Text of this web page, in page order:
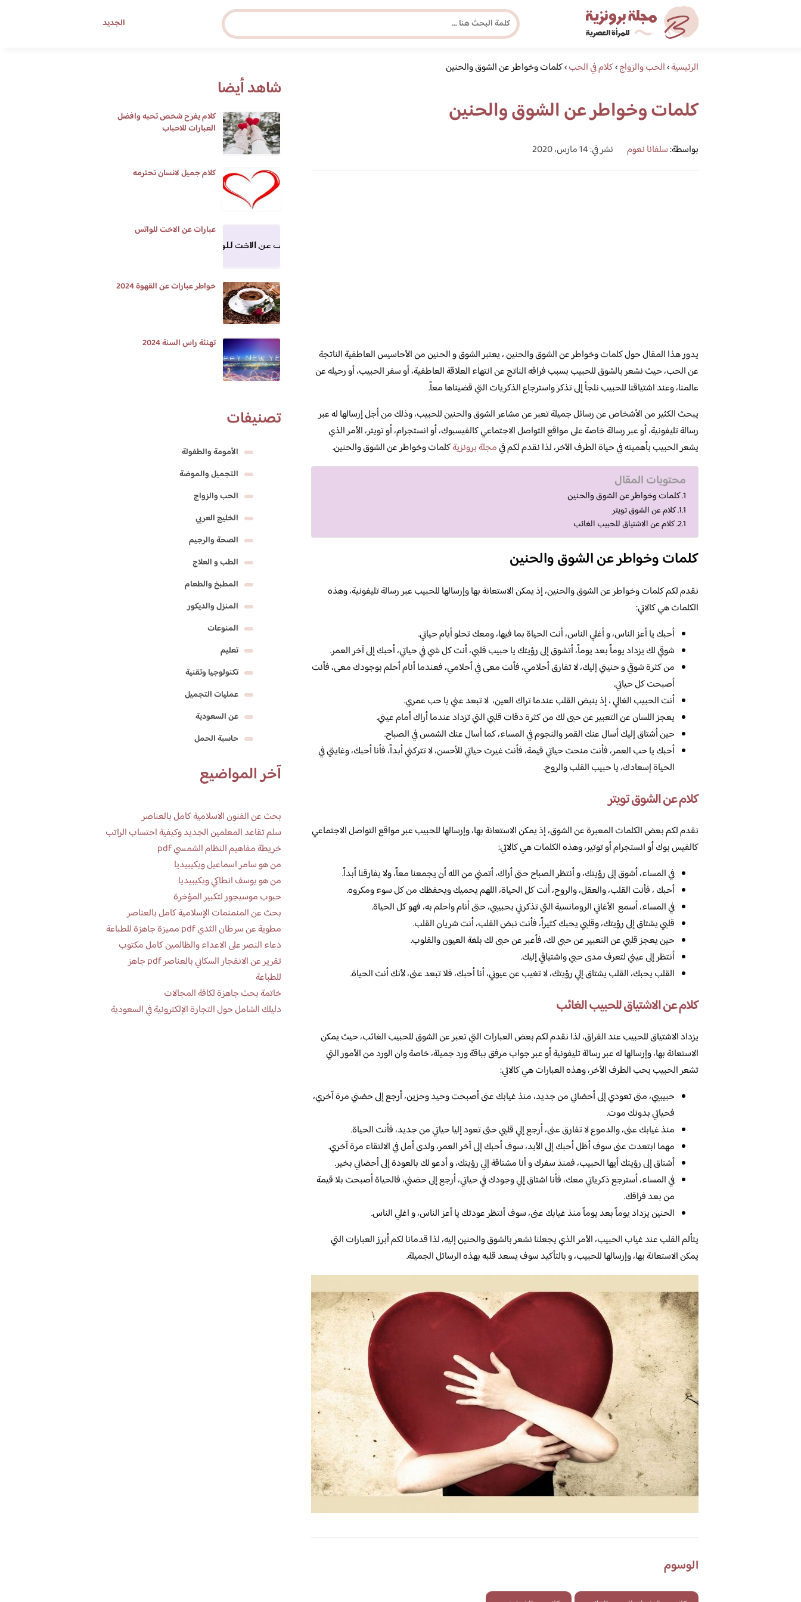
الجديد
مجلة برونزية للفتاة العصرية
ابحث عن أي موضوع يهمك
الرئيسية›الحب والزواج›كلام في الحب›كلمات وخواطر عن الشوق والحنين
كلمات وخواطر عن الشوق والحنين
بواسطة:سلفانا نعوم نشر في: 14 مارس، 2020
يدور هذا المقال حول كلمات وخواطر عن الشوق والحنين ، يعتبر الشوق و الحنين من الأحاسيس العاطفية الناتجة
عن الحب، حيث نشعر بالشوق للحبيب بسبب فراقه الناتج عن انتهاء العلاقة العاطفية، أو سفر الحبيب، أو رحيله عن
عالمنا، وعند اشتياقنا للحبيب نلجأ إلى تذكر واسترجاع الذكريات التي قضيناها معاً.
يبحث الكثير من الأشخاص عن رسائل جميلة تعبر عن مشاعر الشوق والحنين للحبيب، وذلك من أجل إرسالها له عبر
رسالة تليفونية، أو عبر رسالة خاصة على مواقع التواصل الاجتماعي كالفيسبوك، أو انستجرام، أو تويتر، الأمر الذي
يشعر الحبيب بأهميته في حياة الطرف الآخر، لذا نقدم لكم فيمجلة برونزيةكلمات وخواطر عن الشوق والحنين.
محتويات المقال
كلمات وخواطر عن الشوق والحنين
كلام عن الشوق تويتر
كلام عن الاشتياق للحبيب الغائب
كلمات وخواطر عن الشوق والحنين
نقدم لكم كلمات وخواطر عن الشوق والحنين، إذ يمكن الاستعانة بها وإرسالها للحبيب عبر رسالة تليفونية، وهذه
الكلمات هي كالاتي:
أحبك يا أعز الناس، و أغلي الناس، أنت الحياة بما فيها، ومعك تحلو أيام حياتي.
شوقي لك يزداد يوماً بعد يوماً، أتشوق إلى رؤيتك يا حبيب قلبي، أنت كل شي في حياتي، أحبك إلى آخر العمر.
من كثرة شوقي و حنيني إليك، لا تفارق أحلامي، فأنت معى في أحلامي، فعندما أنام أحلم بوجودك معى، فأنت
أصبحت كل حياتي.
أنت الحبيب الغالي ، إذ ينبض القلب عندما تراك العين، لا تبعد عني يا حب عمري.
يعجز اللسان عن التعبير عن حبى لك من كثرة دقات قلبي التي تزداد عندما أراك أمام عيني.
حين أشتاق إليك أسال عنك القمر والنجوم في المساء، كما أسال عنك الشمس في الصباح.
أحبك يا حب العمر، فأنت منحت حياتي قيمة، فأنت غيرت حياتي للأحسن، لا تتركني أبداً، فأنا أحبك، وغايتي في
الحياة إسعادك، يا حبيب القلب والروح.
كلام عن الشوق تويتر
نقدم لكم بعض الكلمات المعبرة عن الشوق، إذ يمكن الاستعانة بها، وإرسالها للحبيب عبر مواقع التواصل الاجتماعي
كالفيس بوك أو انستجرام أو توتير، وهذه الكلمات هي كالاتي:
في المساء، أشوق إلى رؤيتك، و أنتظر الصباح حتى أراك، أتمني من الله أن يجمعنا معاً، ولا يفارقنا أبداً.
أحبك ، فأنت القلب، والعقل، والروح، أنت كل الحياة، اللهم يحميك ويحفظك من كل سوء ومكروه.
في المساء، أسمع الأغاني الرومانسية التي تذكرني بحبيبي، حتى أنام واحلم به، فهو كل الحياة.
قلبي يشتاق إلى رؤيتك، وقلبي يحبك كثيراً، فأنت نبض القلب، أنت شريان القلب.
حين يعجز قلبي عن التعبير عن حبي لك، فأعبر عن حبى لك بلغة العيون والقلوب.
أنتظر إلى عيني لتعرف مدى حبي واشتياقي إليك.
القلب يحبك، القلب يشتاق إلي رؤيتك، لا تغيب عن عيوني، أنا أحبك، فلا تبعد عنى، لأنك أنت الحياة.
كلام عن الاشتياق للحبيب الغائب
يزداد الاشتياق للحبيب عند الفراق، لذا نقدم لكم بعض العبارات التي تعبر عن الشوق للحبيب الغائب، حيث يمكن
الاستعانة بها، وإرسالها له عبر رسالة تليفونية أو عبر جواب مرفق بباقة ورد جميلة، خاصة وان الورد من الأمور التي
تشعر الحبيب بحب الطرف الأخر، وهذه العبارات هي كالاتي:
حبيبيي، متى تعودي إلى أحضاني من جديد، منذ غيابك عنى أصبحت وحيد وحزين، أرجع إلى حضني مرة آخري،
فحياتي بدونك موت.
منذ غيابك عنى، والدموع لا تفارق عنى، أرجع إلي قلبي حتى تعود إليا حياتي من جديد، فأنت الحياة.
مهما ابتعدت عنى سوف أظل أحبك إلى الأبد، سوف أحبك إلى آخر العمر، ولدى أمل في الالتقاء مرة آخري.
أشتاق إلى رؤيتك أيها الحبيب، فمنذ سفرك و أنا مشتاقة إلي رؤيتك، و أدعو لك بالعودة إلى أحضاني بخير.
في المساء، أسترجع ذكرياتي معك، فأنا اشتاق إلي وجودك في حياتي، أرجع إلى حضني، فالحياة أصبحت بلا قيمة
من بعد فراقك.
الحنين يزداد يوماً بعد يوماً منذ غيابك عنى، سوف أنتظر عودتك يا أعز الناس، و اغلي الناس.
يتألم القلب عند غياب الحبيب، الأمر الذي يجعلنا نشعر بالشوق والحنين إليه، لذا قدمانا لكم أبرز العبارات التي
يمكن الاستعانة بها، وإرسالها للحبيب، و بالتأكيد سوف يسعد قلبه بهذه الرسائل الجميلة.
الوسوم
شاهد أيضا
كلام يفرح شخص تحبه وافضل
العبارات للاحباب
كلام جميل لانسان تحترمه
عبارات عن الاخت للواتس
خواطر عبارات عن القهوة 2024
تهنئة راس السنة 2024
تصنيفات
الأمومة والطفولة
التجميل والموضة
الحب والزواج
الخليج العربي
الصحة والرجيم
الطب و العلاج
المطبخ والطعام
المنزل والديكور
المنوعات
تعليم
تكنولوجيا وتقنية
عمليات التجميل
عن السعودية
حاسبة الحمل
آخر المواضيع
بحث عن الفنون الاسلامية كامل بالعناصر
سلم تقاعد المعلمين الجديد وكيفية احتساب الراتب
خريطة مفاهيم النظام الشمسي pdf
من هو سامر اسماعيل ويكيبيديا
من هو يوسف انطاكي ويكيبيديا
حبوب موسيجور لتكبير المؤخرة
بحث عن المنمنمات الإسلامية كامل بالعناصر
مطوية عن سرطان الثدي pdf مميزة جاهزة للطباعة
دعاء النصر على الاعداء والظالمين كامل مكتوب
تقرير عن الانفجار السكاني بالعناصر pdf جاهز
للطباعة
خاتمة بحث جاهزة لكافة المجالات
دليلك الشامل حول التجارة الإلكترونية في السعودية